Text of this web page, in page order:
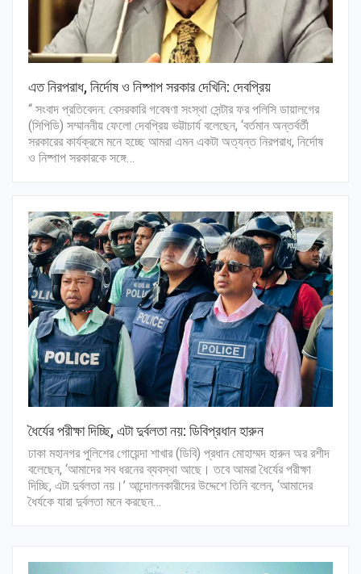
এত নিরপরাধ, নির্দোষ ও নিষ্পাপ সরকার দেখিনি: দেবপ্রিয়
“ সংবাদ প্রতিবেদন: বেসরকারি গবেষণা সংস্থা সেন্টার ফর পলিসি ডায়ালগের
(সিপিডি) সম্মাননীয় ফেলো দেবপ্রিয় ভট্টাচার্য বলেছেন, ‘বর্তমান অন্তর্বর্তী
সরকারের কার্যক্রমে মনে হচ্ছে আমরা এমন একটা অত্যন্ত নিরপরাধ, নির্দোষ
ও নিষ্পাপ সরকারকে সঙ্গে…
ধৈর্যের পরীক্ষা দিচ্ছি, এটা দুর্বলতা নয়: ডিবিপ্রধান হারুন
ঢাকা মহানগর পুলিশের গোয়েন্দা শাখার (ডিবি) প্রধান মোহাম্মদ হারুন অর রশীদ
বলেছেন, ‘আমাদের সব ধরনের ব্যবস্থা আছে। তবে আমরা ধৈর্যের পরীক্ষা
দিচ্ছি, এটা দুর্বলতা নয়।’ আন্দোলনকারীদের উদ্দেশে তিনি বলেন, ‘আমাদের
ধৈর্যকে যারা দুর্বলতা মনে করছেন…